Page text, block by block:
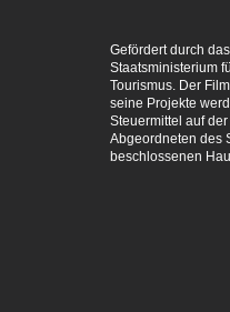
Gefördert durch
Staatsministerium
Tourismus. Der
seine Projekte
Steuermittel auf
Abgeordneten des
beschlossenen